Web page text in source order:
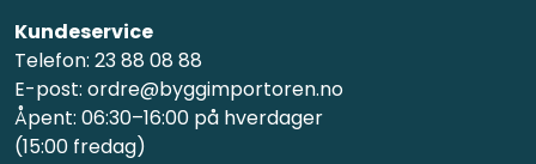
Kundeservice
Telefon: 23 88 08 88
E-post: ordre@byggimportoren.no
Åpent: 06:30–16:00 på hverdager
(15:00 fredag)